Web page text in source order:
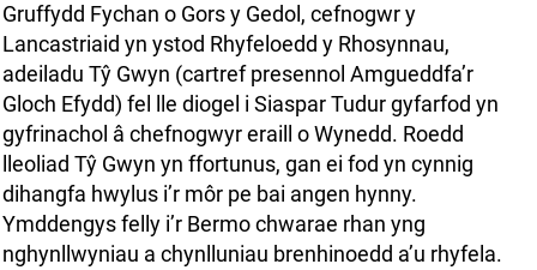
Gruffydd Fychan o Gors y Gedol, cefnogwr y
Lancastriaid yn ystod Rhyfeloedd y Rhosynnau,
adeiladu Tŷ Gwyn (cartref presennol Amgueddfa’r
Gloch Efydd) fel lle diogel i Siaspar Tudur gyfarfod yn
gyfrinachol â chefnogwyr eraill o Wynedd. Roedd
lleoliad Tŷ Gwyn yn ffortunus, gan ei fod yn cynnig
dihangfa hwylus i’r môr pe bai angen hynny.
Ymddengys felly i’r Bermo chwarae rhan yng
nghynllwyniau a chynlluniau brenhinoedd a’u rhyfela.